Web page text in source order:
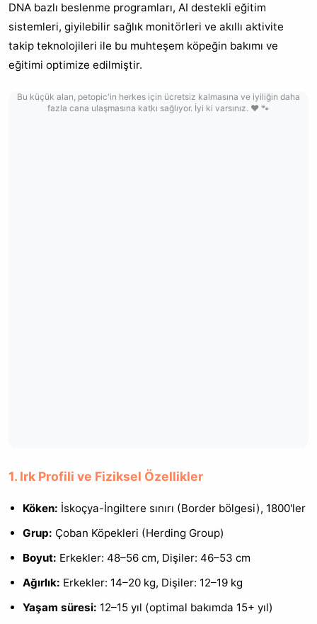
DNA bazlı beslenme programları, AI destekli eğitim
sistemleri, giyilebilir sağlık monitörleri ve akıllı aktivite
takip teknolojileri ile bu muhteşem köpeğin bakımı ve
eğitimi optimize edilmiştir.
Bu küçük alan, petopic'in herkes için ücretsiz kalmasına ve iyiliğin daha
fazla cana ulaşmasına katkı sağlıyor. İyi ki varsınız. ❤️ 🐾
1. Irk Profili ve Fiziksel Özellikler
Köken: İskoçya-İngiltere sınırı (Border bölgesi), 1800'ler
Grup: Çoban Köpekleri (Herding Group)
Boyut: Erkekler: 48–56 cm, Dişiler: 46–53 cm
Ağırlık: Erkekler: 14–20 kg, Dişiler: 12–19 kg
Yaşam süresi: 12–15 yıl (optimal bakımda 15+ yıl)